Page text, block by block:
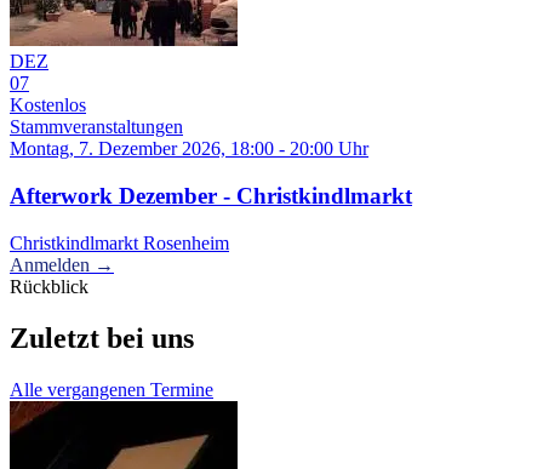
DEZ
07
Kostenlos
Stammveranstaltungen
Montag, 7. Dezember 2026, 18:00 - 20:00 Uhr
Afterwork Dezember - Christkindlmarkt
Christkindlmarkt Rosenheim
Anmelden →
Rückblick
Zuletzt bei uns
Alle vergangenen Termine